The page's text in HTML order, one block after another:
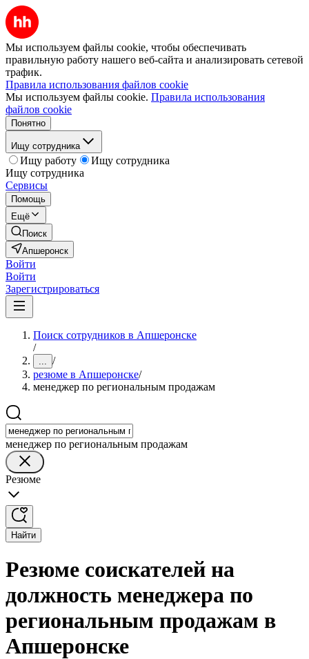
Мы используем файлы cookie, чтобы обеспечивать
правильную работу нашего веб-сайта и анализировать сетевой
трафик.
Правила использования файлов cookie
Мы используем файлы cookie. Правила использования
файлов cookie
Понятно
Ищу сотрудника
Ищу работу
Ищу сотрудника
Ищу сотрудника
Сервисы
Помощь
Ещё
Поиск
Апшеронск
Войти
Войти
Зарегистрироваться
Поиск сотрудников в Апшеронске
/
... /
резюме в Апшеронске/
менеджер по региональным продажам
менеджер по региональным продажам
Резюме
Найти
Резюме соискателей на
должность менеджера по
региональным продажам в
Апшеронске